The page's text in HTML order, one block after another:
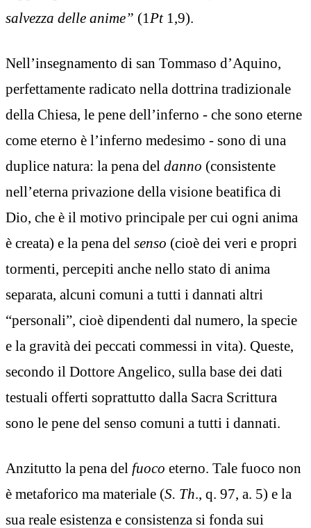
salvezza delle anime” (1 Pt1,9).
Nell’insegnamento di san Tommaso d’Aquino,
perfettamente radicato nella dottrina tradizionale
della Chiesa, le pene dell’inferno - che sono eterne
come eterno è l’inferno medesimo - sono di una
duplice natura: la pena del danno (consistente
nell’eterna privazione della visione beatifica di
Dio, che è il motivo principale per cui ogni anima
è creata) e la pena del senso (cioè dei veri e propri
tormenti, percepiti anche nello stato di anima
separata, alcuni comuni a tutti i dannati altri
“personali”, cioè dipendenti dal numero, la specie
e la gravità dei peccati commessi in vita). Queste,
secondo il Dottore Angelico, sulla base dei dati
testuali offerti soprattutto dalla Sacra Scrittura
sono le pene del senso comuni a tutti i dannati.
Anzitutto la pena del fuoco eterno. Tale fuoco non
è metaforico ma materiale (S. Th., q. 97, a. 5) e la
sua reale esistenza e consistenza si fonda sui